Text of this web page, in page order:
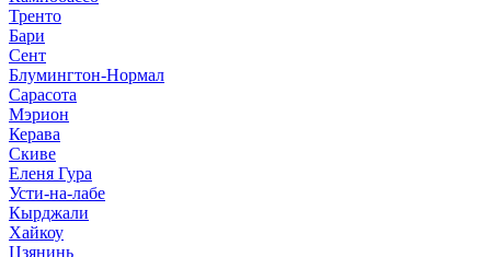
Тренто
Бари
Сент
Блумингтон-Нормал
Сарасота
Мэрион
Керава
Скиве
Еленя Гура
Усти-на-лабе
Кырджали
Хайкоу
Цзянинь